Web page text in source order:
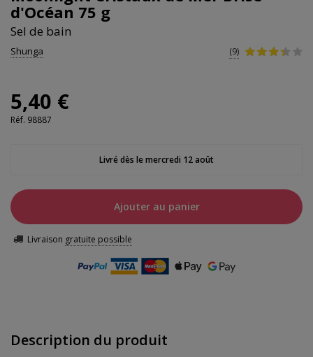
d'Océan 75 g
Sel de bain
Shunga (9)
5,40 €
Réf. 98887
Livré dès le mercredi 12 août
Ajouter au panier
Livraison gratuite possible
Description du produit